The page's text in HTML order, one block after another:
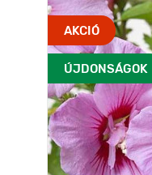
AKCIÓ
ÚJDONSÁGOK